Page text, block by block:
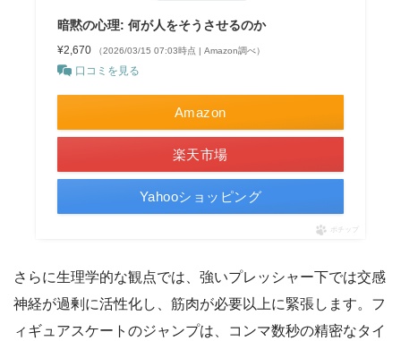
暗黙の心理: 何が人をそうさせるのか
¥2,670 （2026/03/15 07:03時点 | Amazon調べ）
口コミを見る
Amazon
楽天市場
Yahooショッピング
ポチップ
さらに生理学的な観点では、強いプレッシャー下では交感
神経が過剰に活性化し、筋肉が必要以上に緊張します。フ
ィギュアスケートのジャンプは、コンマ数秒の精密なタイ